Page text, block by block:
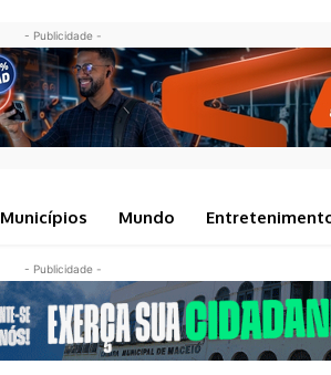
- Publicidade -
Municípios Mundo
- Publicidade -